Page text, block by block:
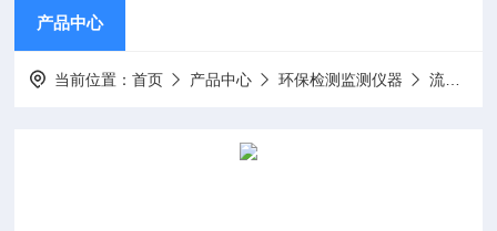
产品中心
当前位置：首页 产品中心 环保检测监测仪器 流速流量仪